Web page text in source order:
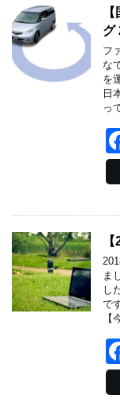
グ
フ
な
を
日
っ
ま
し
で
【